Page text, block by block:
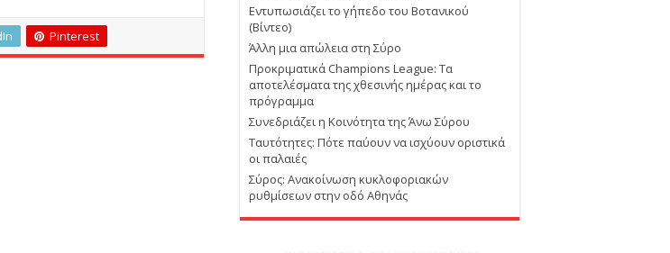
Pinterest
Εντυπωσιάζει το γήπεδο του Βοτανικού
(Βίντεο)
Άλλη μια απώλεια στη Σύρο
Προκριματικά Champions League: Τα
αποτελέσματα της χθεσινής ημέρας και το
πρόγραμμα
Συνεδριάζει η Κοινότητα της Άνω Σύρου
Ταυτότητες: Πότε παύουν να ισχύουν οριστικά
οι παλαιές
Σύρος: Ανακοίνωση κυκλοφοριακών
ρυθμίσεων στην οδό Αθηνάς